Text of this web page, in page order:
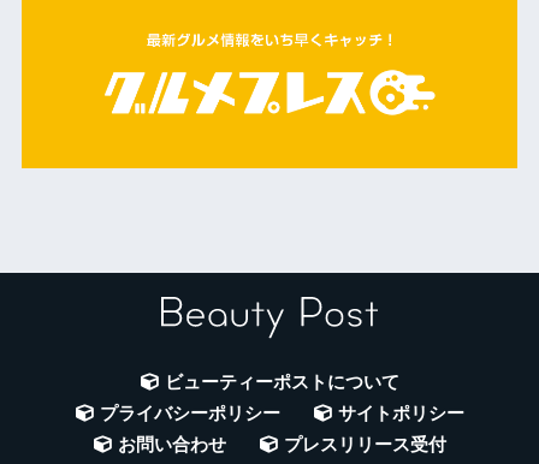
ビューティーポストについて
プライバシーポリシー
サイトポリシー
お問い合わせ
プレスリリース受付